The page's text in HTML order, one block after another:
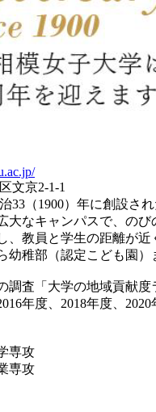
文京2-1-1
33（1900）年に創設さ
大なキャンパスで、の
、教員と学生の距離が
幼稚部（認定こども園
調査「大学の地域貢献
年度、2018年度、2020
専攻
専攻